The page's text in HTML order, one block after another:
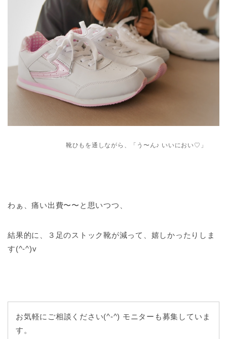
靴ひもを通しながら、「う〜ん♪ いいにおい♡」
わぁ、痛い出費〜〜と思いつつ、
結果的に、３足のストック靴が減って、嬉しかったりしま
す(^-^)v
お気軽にご相談ください(^-^) モニターも募集していま
す。